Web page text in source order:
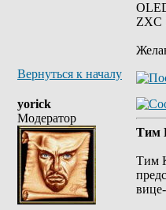
ZXC
Вернуться к началу
yorick
Модератор
Тим
Тим